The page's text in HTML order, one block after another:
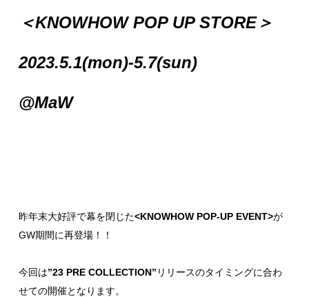
＜KNOWHOW POP UP STORE＞
2023.5.1(mon)-5.7(sun)
@MaW
昨年末大好評で幕を閉じた<KNOWHOW POP-UP EVENT>が
GW期間に再登場！！
今回は”23 PRE COLLECTION” リリースのタイミングに合わ
せての開催となります。